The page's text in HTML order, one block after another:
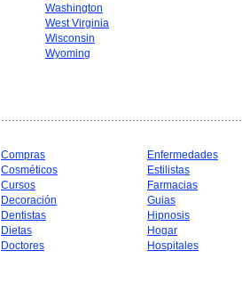
Washington
West Virginia
Wisconsin
Wyoming
Compras
Cosméticos
Cursos
Decoración
Dentistas
Dietas
Doctores
Enfermedades
Estilistas
Farmacias
Guias
Hipnosis
Hogar
Hospitales